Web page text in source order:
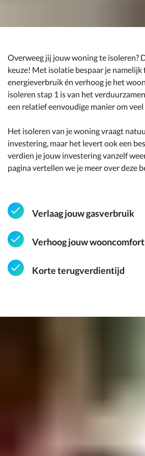
Overweeg jij jouw woning te isoleren?
keuze! Met isolatie bespaar je namelijk
energieverbruik én verhoog je het
isoleren stap 1 is van het
een relatief eenvoudige manier om
Het isoleren van je woning vraagt
investering, maar het levert ook een
verdien je jouw investering vanzelf
pagina vertellen we je meer over deze
Verlaag jouw gasverbruik
Verhoog jouw wooncomfort
Korte terugverdientijd